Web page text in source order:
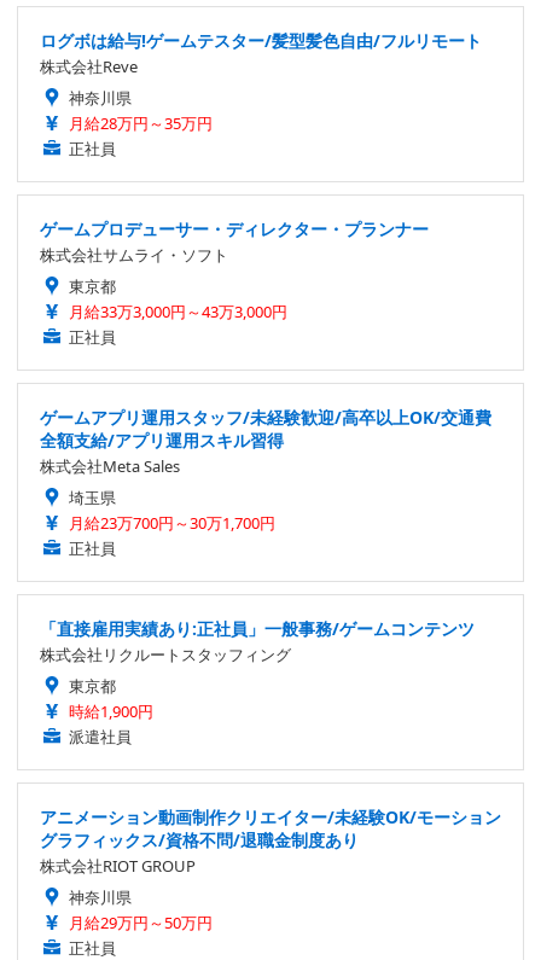
ログボは給与!ゲームテスター/髪型髪色自由/フルリモート
株式会社Reve
神奈川県
月給28万円～35万円
正社員
ゲームプロデューサー・ディレクター・プランナー
株式会社サムライ・ソフト
東京都
月給33万3,000円～43万3,000円
正社員
ゲームアプリ運用スタッフ/未経験歓迎/高卒以上OK/交通費
全額支給/アプリ運用スキル習得
株式会社Meta Sales
埼玉県
月給23万700円～30万1,700円
正社員
「直接雇用実績あり:正社員」一般事務/ゲームコンテンツ
株式会社リクルートスタッフィング
東京都
時給1,900円
派遣社員
アニメーション動画制作クリエイター/未経験OK/モーション
グラフィックス/資格不問/退職金制度あり
株式会社RIOT GROUP
神奈川県
月給29万円～50万円
正社員